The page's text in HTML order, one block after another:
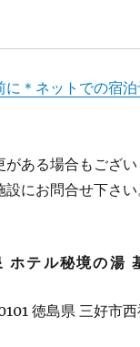
＊ネットでの宿
がある場合もござ
にお問合せ下さい
ホテル秘境の湯
徳島県 三好市西